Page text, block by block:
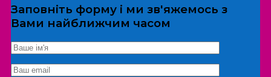
*Дані не передаються третім особам
Екскурсія/локація
Заповніть форму і ми зв'яжемось з
Вами найближчим часом